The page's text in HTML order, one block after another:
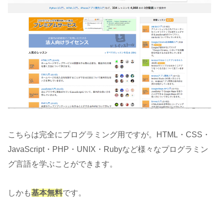
こちらは完全にプログラミング用ですが。HTML・CSS・
JavaScript・PHP・UNIX・Rubyなど様々なプログラミン
グ言語を学ぶことができます。
しかも基本無料です。